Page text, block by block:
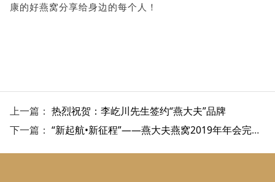
康的好燕窝分享给身边的每个人！
上一篇： 热烈祝贺：李屹川先生签约“燕大夫”品牌
下一篇： “新起航•新征程”——燕大夫燕窝2019年年会完美落幕